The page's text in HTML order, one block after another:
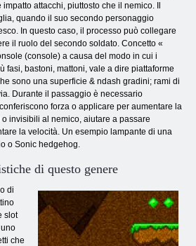
attacchi, piuttosto che il nemico. Il
quando il suo secondo personaggio
In questo caso, il processo può collegare
il ruolo del secondo soldato. Concetto «
(console) a causa del modo in cui i
fasi, bastoni, mattoni, vale a dire piattaforme
sono una superficie & ndash gradini; rami di
Durante il passaggio è necessario
forza o applicare per aumentare la
invisibili al nemico, aiutare a passare
la velocità. Un esempio lampante di una
o Sonic hedgehog.
di questo genere
di
slot
che